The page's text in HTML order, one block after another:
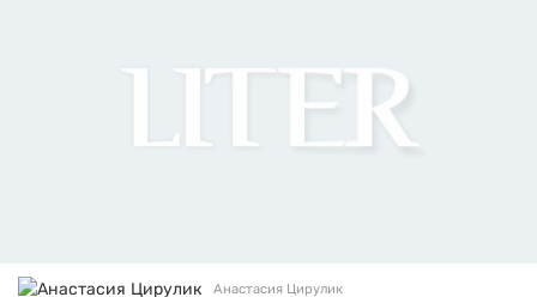
Анастасия Цирулик